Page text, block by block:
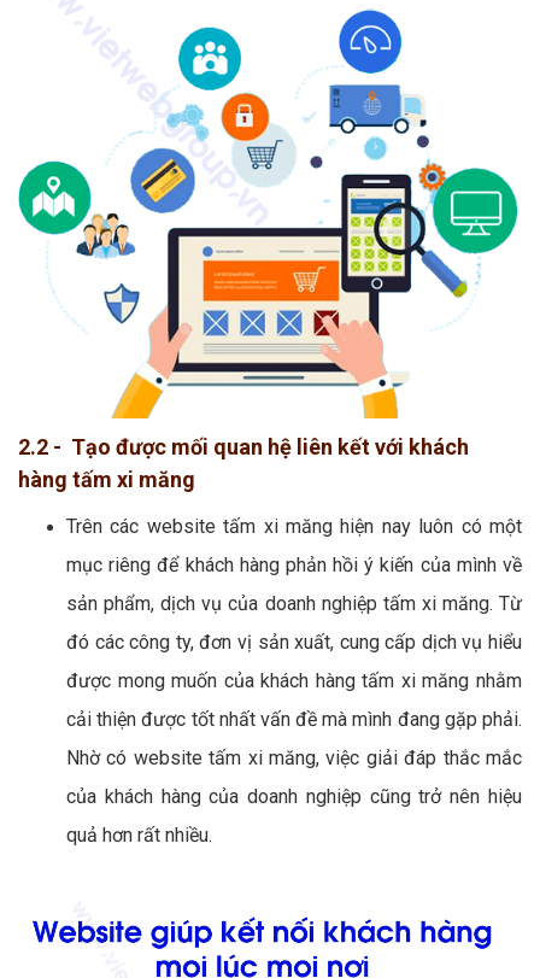
2.2 - Tạo được mối quan hệ liên kết với khách
hàng tấm xi măng
Trên các website tấm xi măng hiện nay luôn có một
mục riêng để khách hàng phản hồi ý kiến của mình về
sản phẩm, dịch vụ của doanh nghiệp tấm xi măng. Từ
đó các công ty, đơn vị sản xuất, cung cấp dịch vụ hiểu
được mong muốn của khách hàng tấm xi măng nhằm
cải thiện được tốt nhất vấn đề mà mình đang gặp phải.
Nhờ có website tấm xi măng, việc giải đáp thắc mắc
của khách hàng của doanh nghiệp cũng trở nên hiệu
quả hơn rất nhiều.